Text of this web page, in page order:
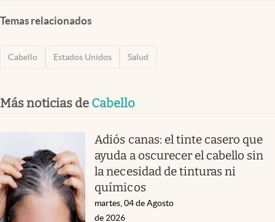
Temas relacionados
Cabello Estados Unidos Salud
Más noticias de Cabello
Adiós canas: el tinte casero que
ayuda a oscurecer el cabello sin
la necesidad de tinturas ni
químicos
martes, 04 de Agosto
de 2026